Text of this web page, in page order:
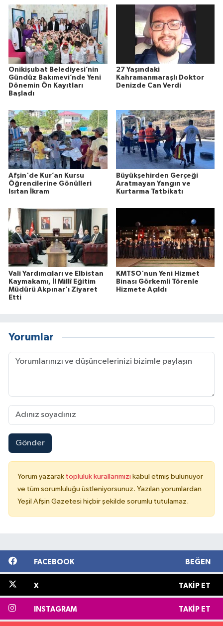
Onikişubat Belediyesi’nin
Gündüz Bakımevi’nde Yeni
Dönemin Ön Kayıtları
Başladı
27 Yaşındaki
Kahramanmaraşlı Doktor
Denizde Can Verdi
Afşin'de Kur’an Kursu
Öğrencilerine Gönülleri
Isıtan İkram
Büyükşehirden Gerçeği
Aratmayan Yangın ve
Kurtarma Tatbikatı
Vali Yardımcıları ve Elbistan
Kaymakamı, İl Millî Eğitim
Müdürü Akpınar'ı Ziyaret
Etti
KMTSO'nun Yeni Hizmet
Binası Görkemli Törenle
Hizmete Açıldı
Yorumlar
Gönder
Yorum yazarak topluluk kurallarımızı kabul etmiş bulunuyor
ve tüm sorumluluğu üstleniyorsunuz. Yazılan yorumlardan
Yeşil Afşin Gazetesi hiçbir şekilde sorumlu tutulamaz.
FACEBOOK BEĞEN
X TAKIP ET
INSTAGRAM TAKIP ET